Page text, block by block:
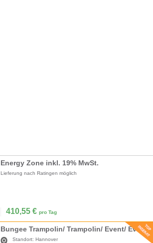
Energy Zone inkl. 19% MwSt.
Lieferung nach Ratingen möglich
410,55 € pro Tag
Bungee Trampolin/ Trampolin/ Event/ Eventmodule/ Messe/ Party/
Standort: Hannover